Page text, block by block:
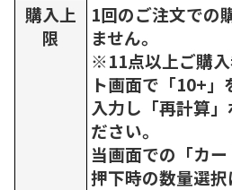
購入上
限
1回のご注文での
ません。
※11点以上ご購
ト画面で「10+
入力し「再計算
ださい。
当画面での「カ
押下時の数量選択